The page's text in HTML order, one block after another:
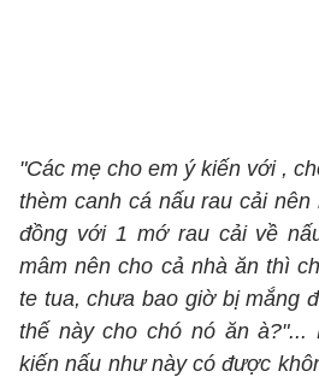
"Các mẹ cho em ý kiến với ,
thèm canh cá nấu rau cải
đồng với 1 mớ rau cải về
mâm nên cho cả nhà ăn thì
te tua, chưa bao giờ bị mắng
thế này cho chó nó ăn
kiến nấu như này có được